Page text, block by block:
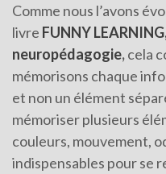
Comme nous l’avons
livre FUNNY
neuropédagogie,cela
mémorisons chaque
et non un élément
mémoriser plusieurs
couleurs, mouvement,
indispensables pour se